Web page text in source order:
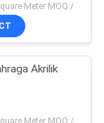
Meter MOQ:/
Akrilik
Meter MOQ:/